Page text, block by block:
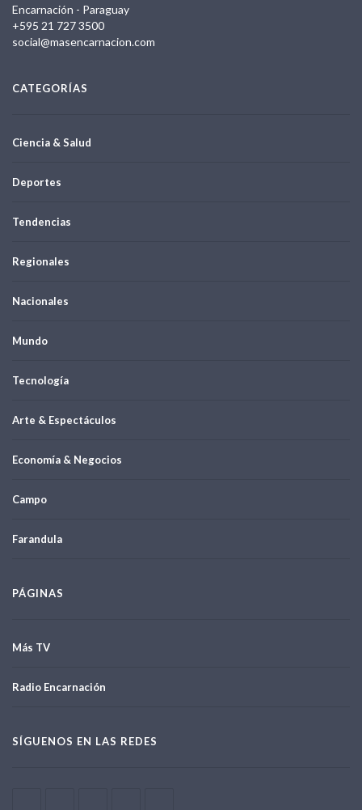
Encarnación - Paraguay
+595 21 727 3500
social@masencarnacion.com
CATEGORÍAS
Ciencia & Salud
Deportes
Tendencias
Regionales
Nacionales
Mundo
Tecnología
Arte & Espectáculos
Economía & Negocios
Campo
Farandula
PÁGINAS
Más TV
Radio Encarnación
SÍGUENOS EN LAS REDES